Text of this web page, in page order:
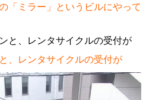
「ミラー」というビルにやって
、レンタサイクルの受付が